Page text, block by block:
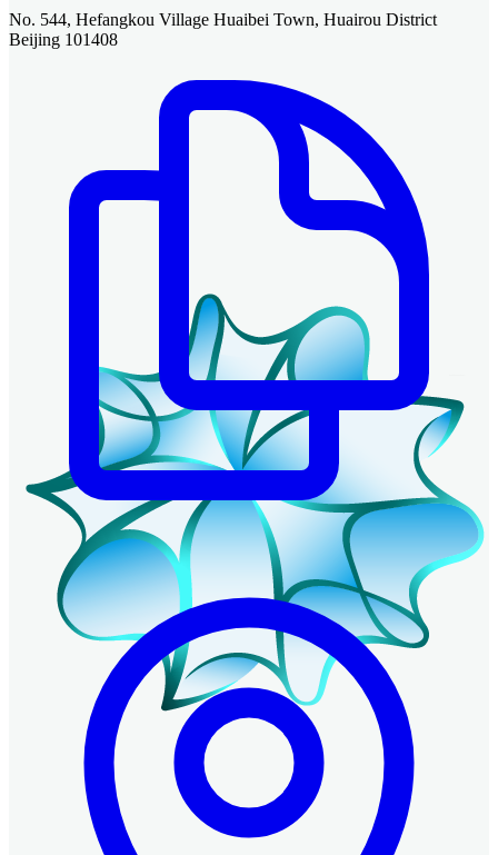
No. 544, Hefangkou Village Huaibei Town, Huairou District
Beijing 101408